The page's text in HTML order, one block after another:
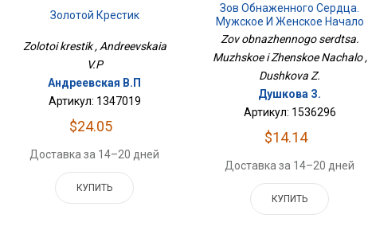
Золотой Крестик
Zolotoi krestik , Andreevskaia
V.P
Андреевская В.П
Артикул: 1347019
$24.05
Доставка за 14–20 дней
КУПИТЬ
Зов Обнаженного Сердца.
Мужское И Женское Начало
Zov obnazhennogo serdtsa.
Muzhskoe i Zhenskoe Nachalo ,
Dushkova Z.
Душкова З.
Артикул: 1536296
$14.14
Доставка за 14–20 дней
КУПИТЬ